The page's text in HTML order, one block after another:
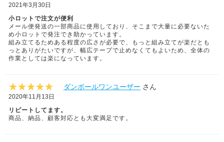
2021年3月30日
小ロットで注文が便利
メール便発送の一部商品に使用しており、そこまで大量に必要ないた
め小ロットで発注でき助かっています。
組み立てるためある程度の広さが必要で、もっと組み立てが楽だとも
っとありがたいですが、幅広テープで止めなくてもよいため、全体の
作業としては楽になっています。
ダンボールワンユーザー さん
2020年11月13日
リピートしてます。
商品、納品、顧客対応とも大変満足です。